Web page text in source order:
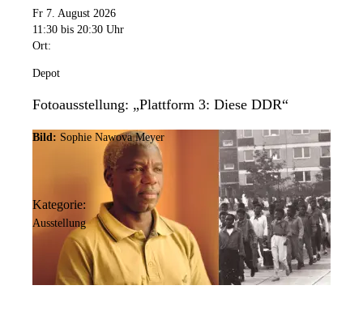
Fr 7. August 2026
11:30 bis 20:30 Uhr
Ort:
Depot
Fotoausstellung: „Plattform 3: Diese DDR“
Bild: Sophie Nawova Meyer
Kategorie:
Ausstellung